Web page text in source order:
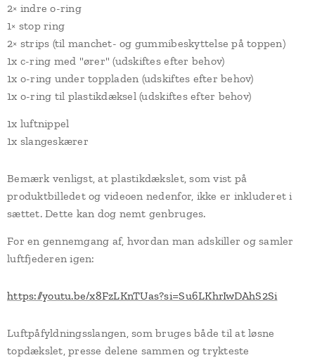
2× indre o-ring
1× stop ring
2× strips (til manchet- og gummibeskyttelse på toppen)
1x c-ring med "ører" (udskiftes efter behov)
1x o-ring under toppladen (udskiftes efter behov)
1x o-ring til plastikdæksel (udskiftes efter behov)
1x luftnippel
1x slangeskærer
Bemærk venligst, at plastikdækslet, som vist på
produktbilledet og videoen nedenfor, ikke er inkluderet i
sættet. Dette kan dog nemt genbruges.
For en gennemgang af, hvordan man adskiller og samler
luftfjederen igen:
https://youtu.be/x8FzLKnTUas?si=Su6LKhrIwDAhS2Si
Luftpåfyldningsslangen, som bruges både til at løsne
topdækslet, presse delene sammen og trykteste